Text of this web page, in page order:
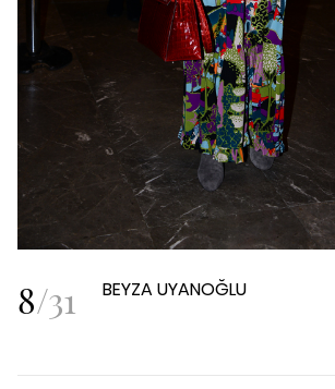
8/31 BEYZA UYANOĞLU